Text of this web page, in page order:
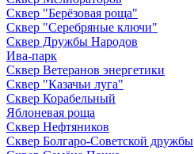
Сквер "Берёзовая роща"
Сквер "Серебряные ключи"
Сквер Дружбы Народов
Ива-парк
Сквер Ветеранов энергетики
Сквер "Казачьи луга"
Сквер Корабельный
Яблоневая роща
Сквер Нефтяников
Сквер Болгаро-Советской дружбы